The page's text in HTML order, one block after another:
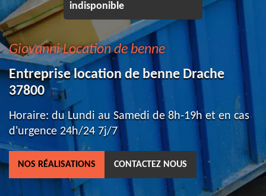
indisponible
Giovanni Location de benne
Entreprise location de benne Drache
37800
Horaire: du Lundi au Samedi de 8h-19h et en cas
d'urgence 24h/24 7j/7
NOS RÉALISATIONS CONTACTEZ NOUS